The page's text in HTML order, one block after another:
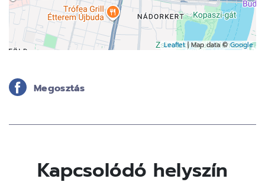
Leaflet| Map data ©Google
Megosztás
Kapcsolódó helyszín